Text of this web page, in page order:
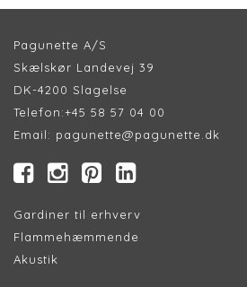
Pagunette A/S
Skælskør Landevej 39
DK-4200 Slagelse
Telefon:+45 58 57 04 00
Email: pagunette@pagunette.dk
Gardiner til erhverv
Flammehæmmende
Akustik